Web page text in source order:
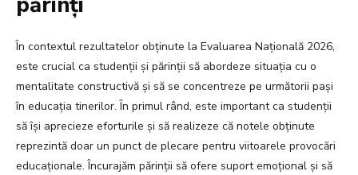
În contextul rezultatelor obținute la Evaluarea Națională 2026,
este crucial ca studenții și părinții să abordeze situația cu o
mentalitate constructivă și să se concentreze pe următorii pași
în educația tinerilor. În primul rând, este important ca studenții
să își aprecieze eforturile și să realizeze că notele obținute
reprezintă doar un punct de plecare pentru viitoarele provocări
educaționale. Încurajăm părinții să ofere suport emoțional și să